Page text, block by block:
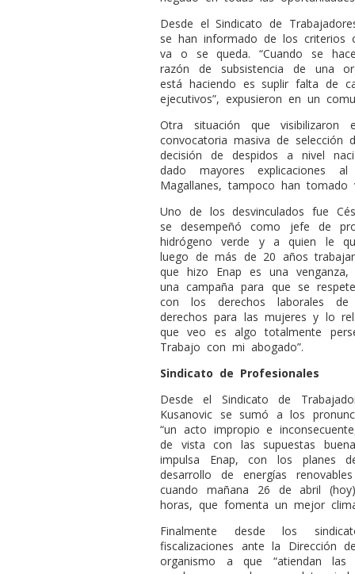
Desde el Sindicato de
se han informado de los criterios
va o se queda. “Cuando se
razón de subsistencia de una
está haciendo es suplir falta de
ejecutivos”, expusieron en un
Otra situación que visibilizaron
convocatoria masiva de
decisión de despidos a nivel
dado mayores explicaciones
Magallanes, tampoco han
Uno de los desvinculados fue
se desempeñó como jefe de
hidrógeno verde y a quien le
luego de más de 20 años
que hizo Enap es una
una campaña para que se
con los derechos laborales
derechos para las mujeres y lo
que veo es algo totalmente
Trabajo con mi abogado”.
Sindicato de Profesionales
Desde el Sindicato de
Kusanovic se sumó a los
“un acto impropio e
de vista con las supuestas
impulsa Enap, con los planes
desarrollo de energías
cuando mañana 26 de abril
horas, que fomenta un mejor
Finalmente desde los
fiscalizaciones ante la Dirección
organismo a que “atiendan las